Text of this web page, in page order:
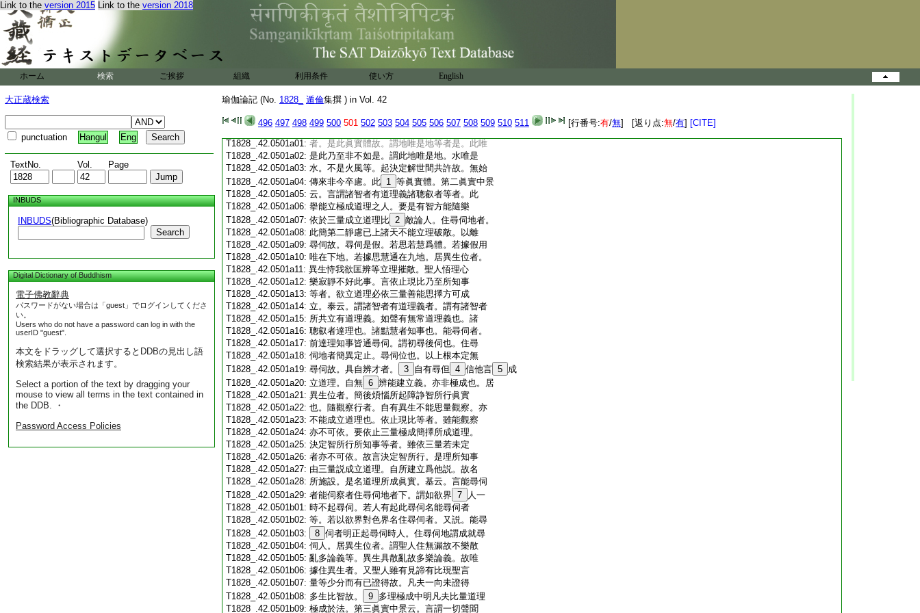
Link to the version 2015 Link to the version 2018
ホーム 検索 ご挨拶 組織 利用条件 使い方 English
大正蔵検索
punctuation Hangul Eng
TextNo. Vol. Page
INBUDS
INBUDS(Bibliographic Database)
Search
Digital Dictionary of Buddhism
電子佛教辭典
パスワードがない場合は「guest」でログインしてくださ
い。
Users who do not have a password can log in with the
userID "guest".
本文をドラッグして選択するとDDBの見出し語
検索結果が表示されます。
Select a portion of the text by dragging your
mouse to view all terms in the text contained in
the DDB. ・
Password Access Policies
瑜伽論記 (No. 1828_ 遁倫集撰 ) in Vol. 42
496 497 498 499 500 501 502 503 504 505 506 507 508 509 510 511 [行番号:有/無] [返り点:無/有] [CITE]
T1828_.42.0500c19: 19 我性。我亦同説。如説色等可見聞。我亦
T1828_.42.0500c20: 如説衣食車乘乃至田園 21 廣庄苦樂等受世
T1828_.42.0500c21:所受用。我亦説之。如是等事不違衆生同説
T1828_.42.0500c22:
有名爲極成。而佛菩薩了知而所説法性幻
化非決定有。故經云。説言世間有。我亦説有。
世間説無。我亦説無。不與物諍。我説有無。衆
T1828_.42.0500c25:生違故與我諍。是故四眞實中前二眞實望
T1828_.42.0500c26: 佛菩薩所知境邊。即五法中名相分別三法
T1828_.42.0500c27:所攝。若取世間横執所依本質及以影像相
T1828_.42.0500c28: 亦三法攝。基云。此意明。一切世間人於衆事
T1828_.42.0501a01: 者。是此眞實體故。謂地唯是地等者是。此唯
T1828_.42.0501a02: 是此乃至非不如是。謂此地唯是地。水唯是
T1828_.42.0501a03: 水。不是火風等。起決定解世間共許故。無始
T1828_.42.0501a04: 傳來非今卒慮。此 1 等眞實體。第二眞實中景
T1828_.42.0501a05: 云。言謂諸智者有道理義諸聰叡者等者。此
T1828_.42.0501a06: 擧能立極成道理之人。要是有智方能隨樂
T1828_.42.0501a07: 依於三量成立道理比 2 敵論人。住尋伺地者。
T1828_.42.0501a08: 此簡第二靜慮已上諸天不能立理破敵。以離
T1828_.42.0501a09: 尋伺故。尋伺是假。若思若慧爲體。若據假用
T1828_.42.0501a10: 唯在下地。若據思慧通在九地。居異生位者。
T1828_.42.0501a11: 異生恃我欲匡辨等立理摧敵。聖人悟理心
T1828_.42.0501a12: 樂寂靜不好此事。言依止現比乃至所知事
T1828_.42.0501a13: 等者。欲立道理必依三量善能思擇方可成
T1828_.42.0501a14: 立。泰云。謂諸智者有道理義者。謂有諸智者
T1828_.42.0501a15: 所共立有道理義。如聲有無常道理義也。諸
T1828_.42.0501a16: 聰叡者達理也。諸黠慧者知事也。能尋伺者。
T1828_.42.0501a17: 前達理知事皆通尋伺。謂初尋後伺也。住尋
T1828_.42.0501a18: 伺地者簡異定止。尋伺位也。以上根本定無
T1828_.42.0501a19: 尋伺故。具自辨才者。 3 自有尋但 4 信他言 5 成
T1828_.42.0501a20: 立道理。自無 6 辨能建立義。亦非極成也。居
T1828_.42.0501a21: 異生位者。簡後煩惱所起障諍智所行眞實
T1828_.42.0501a22: 也。隨觀察行者。自有異生不能思量觀察。亦
T1828_.42.0501a23: 不能成立道理也。依止現比等者。雖能觀察
T1828_.42.0501a24: 亦不可依。要依止三量極成簡擇所成道理。
T1828_.42.0501a25: 決定智所行所知事等者。雖依三量若未定
T1828_.42.0501a26: 者亦不可依。故言決定智所行。是理所知事
T1828_.42.0501a27: 由三量説成立道理。自所建立爲他説。故名
T1828_.42.0501a28: 所施設。是名道理所成眞實。基云。言能尋伺
T1828_.42.0501a29: 者能伺察者住尋伺地者下。謂如欲界 7
人一
T1828_.42.0501b01: 時不起尋伺。若人有起此尋伺名能尋伺者
T1828_.42.0501b02: 等。若以欲界對色界名住尋伺者。又説。能尋
T1828_.42.0501b03:
8 伺者明正起尋伺時人。住尋伺地謂成就尋
T1828_.42.0501b04: 伺人。居異生位者。謂聖人住無漏故不樂散
T1828_.42.0501b05: 亂多論義等。異生具散亂故多樂論義。故唯
T1828_.42.0501b06: 據住異生者。又聖人雖有見諦有比現聖言
T1828_.42.0501b07: 量等少分而有已證得故。凡夫一向未證得
T1828_.42.0501b08: 多生比智故。 9 多理極成中明凡夫比量道理
T1828_.42.0501b09: 極成於法。第三眞實中景云。言謂一切聲聞